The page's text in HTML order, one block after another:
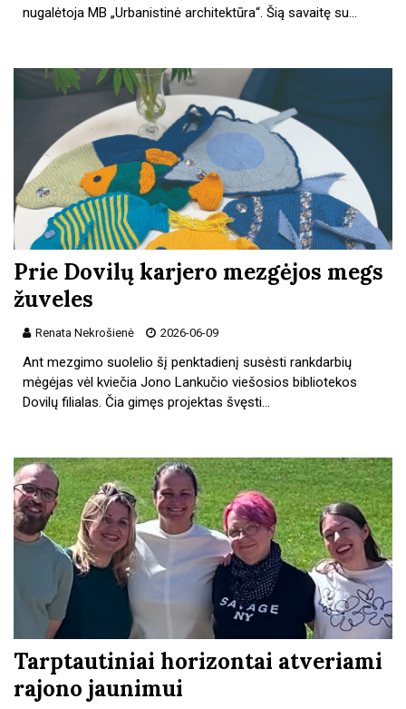
nugalėtoja MB „Urbanistinė architektūra“. Šią savaitę su…
Prie Dovilų karjero mezgėjos megs
žuveles
Renata Nekrošienė 2026-06-09
Ant mezgimo suolelio šį penktadienį susėsti rankdarbių
mėgėjas vėl kviečia Jono Lankučio viešosios bibliotekos
Dovilų filialas. Čia gimęs projektas švęsti…
Tarptautiniai horizontai atveriami
rajono jaunimui